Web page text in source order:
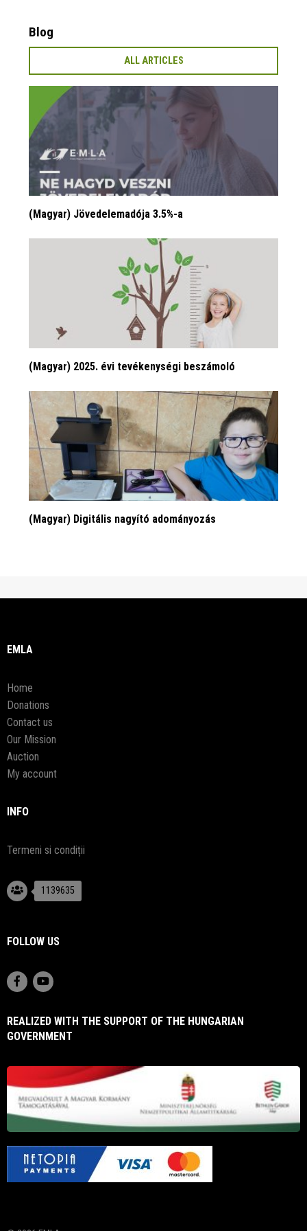
Blog
ALL ARTICLES
(Magyar) Jövedelemadója 3.5%-a
(Magyar) 2025. évi tevékenységi beszámoló
(Magyar) Digitális nagyító adományozás
EMLA
Home
Donations
Contact us
Our Mission
Auction
My account
INFO
Termeni si condiții
1139635
FOLLOW US
REALIZED WITH THE SUPPORT OF THE HUNGARIAN
GOVERNMENT